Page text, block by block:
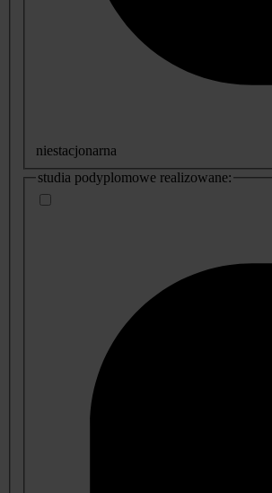
niestacjonarna
studia podyplomowe realizowane: